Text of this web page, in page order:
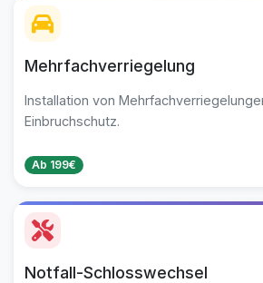
Mehrfachverriegelung
Installation von
Einbruchschutz.
Ab 199€
Notfall-Schlosswechsel